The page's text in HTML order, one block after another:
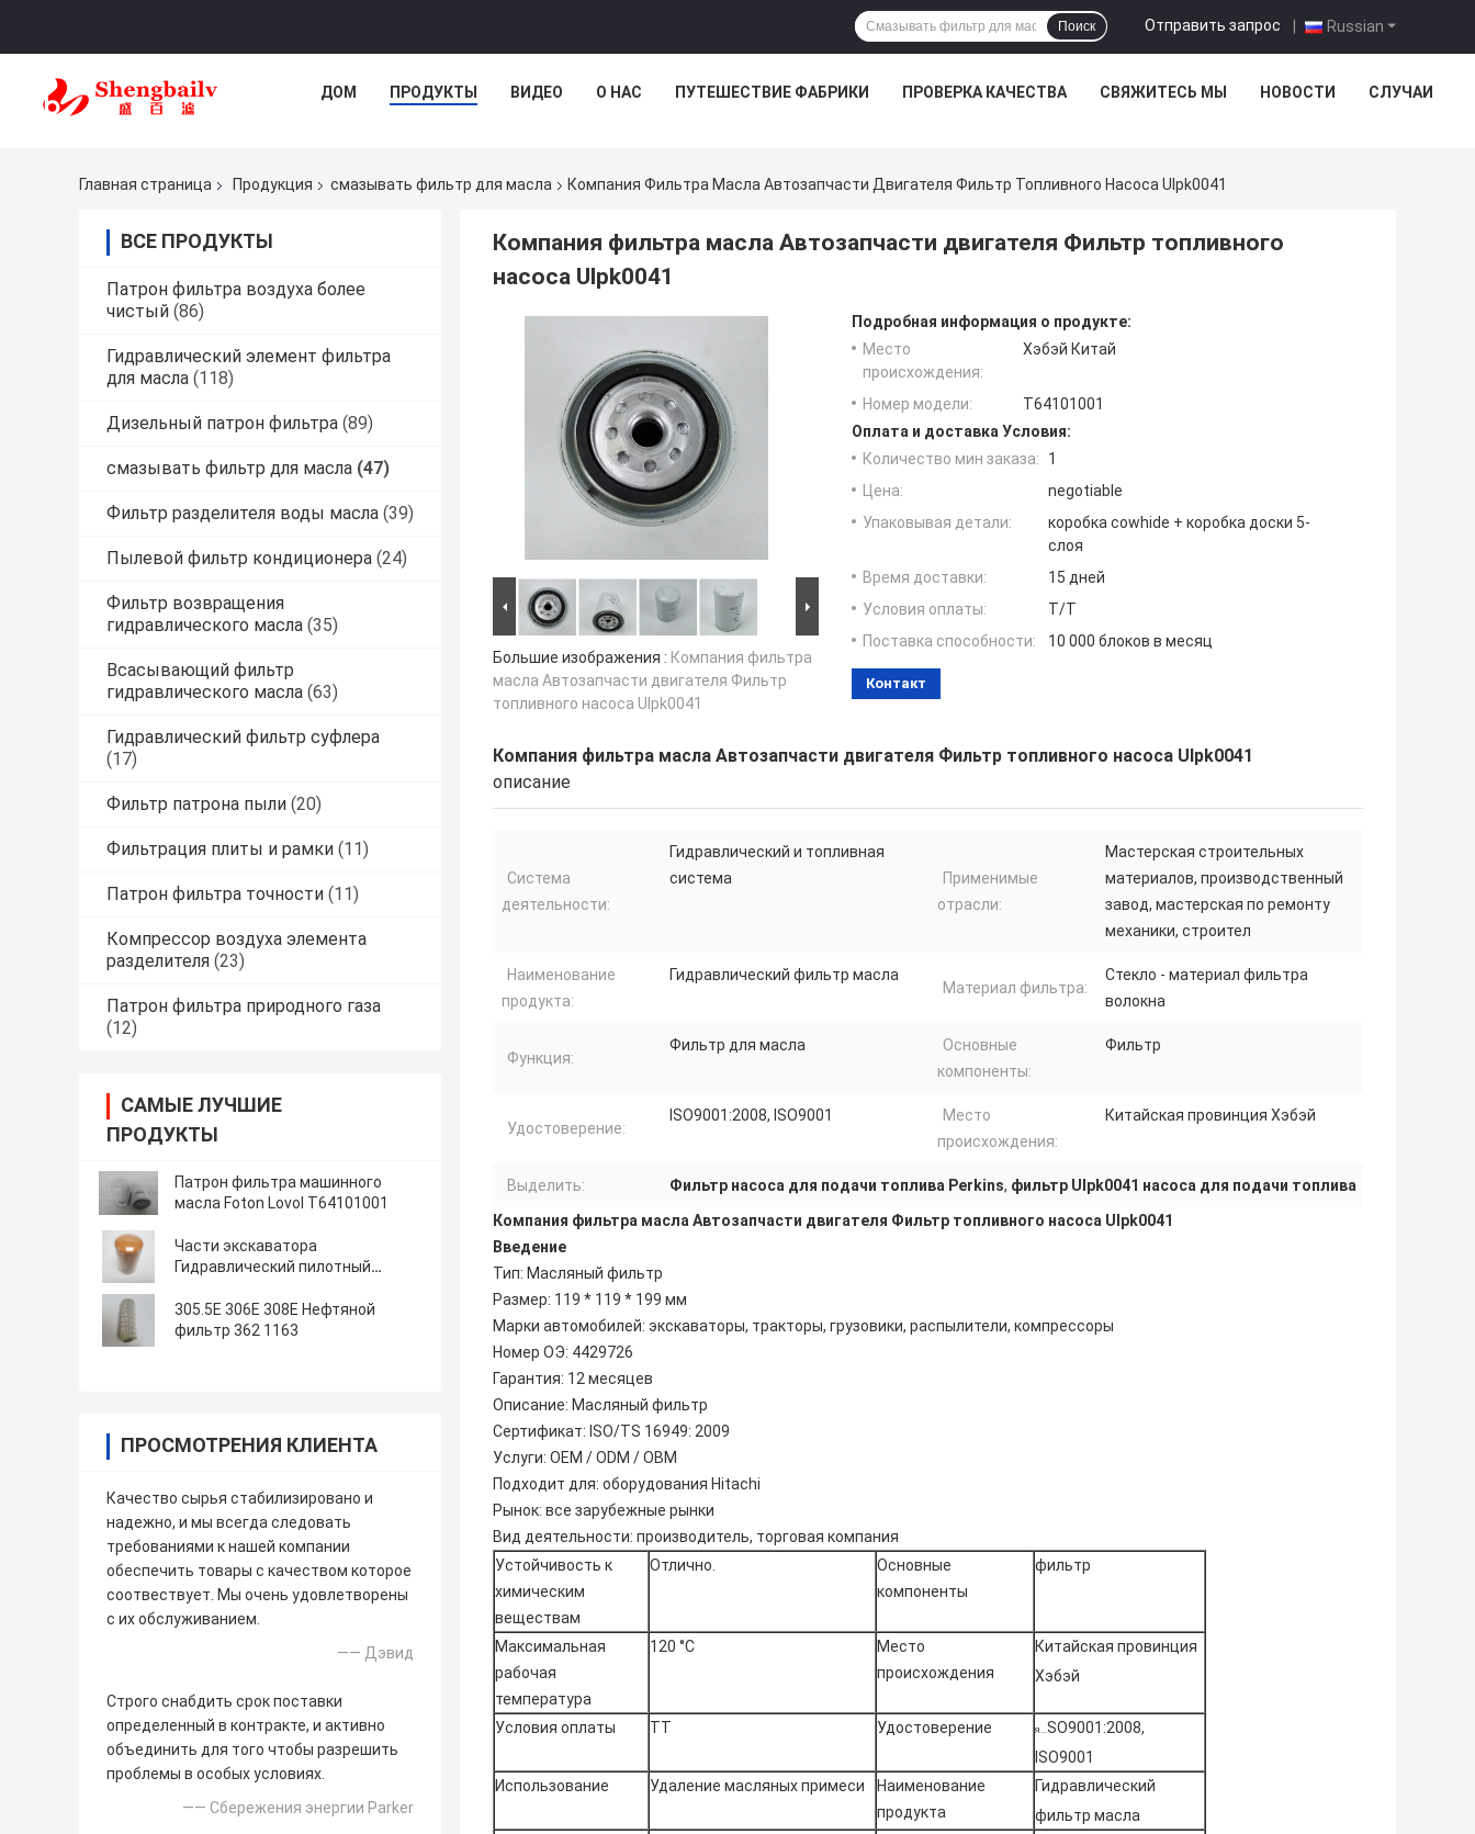
Russian
Отправить запрос |
Поиск
ДОМ ПРОДУКТЫ ВИДЕО О НАС ПУТЕШЕСТВИЕ ФАБРИКИ ПРОВЕРКА КАЧЕСТВА СВЯЖИТЕСЬ МЫ НОВОСТИ СЛУЧАИ
Главная страница Продукция смазывать фильтр для масла Компания Фильтра Масла Автозапчасти Двигателя Фильтр Топливного Насоса Ulpk0041
ВСЕ ПРОДУКТЫ
Патрон фильтра воздуха более
чистый (86)
Гидравлический элемент фильтра
для масла (118)
Дизельный патрон фильтра (89)
смазывать фильтр для масла (47)
Фильтр разделителя воды масла (39)
Пылевой фильтр кондиционера (24)
Фильтр возвращения
гидравлического масла (35)
Всасывающий фильтр
гидравлического масла (63)
Гидравлический фильтр суфлера
(17)
Фильтр патрона пыли (20)
Фильтрация плиты и рамки (11)
Патрон фильтра точности (11)
Компрессор воздуха элемента
разделителя (23)
Патрон фильтра природного газа
(12)
САМЫЕ ЛУЧШИЕ
ПРОДУКТЫ
Патрон фильтра машинного
масла Foton Lovol T64101001
Части экскаватора
Гидравлический пилотный
305.5E 306E 308E Нефтяной
фильтр 362 1163
ПРОСМОТРЕНИЯ КЛИЕНТА
Качество сырья стабилизировано и
надежно, и мы всегда следовать
требованиями к нашей компании
обеспечить товары с качеством которое
соотвествует. Мы очень удовлетворены
с их обслуживанием.
—— Дэвид
Строго снабдить срок поставки
определенный в контракте, и активно
объединить для того чтобы разрешить
проблемы в особых условиях.
—— Сбережения энергии Parker
Компания фильтра масла Автозапчасти двигателя Фильтр топливного
насоса Ulpk0041
Большие изображения : Компания фильтра
масла Автозапчасти двигателя Фильтр
топливного насоса Ulpk0041
Подробная информация о продукте:
Место
происхождения:
Хэбэй Китай
Номер модели:
T64101001
Оплата и доставка Условия:
Количество мин заказа:
1
Цена:
negotiable
Упаковывая детали:
коробка cowhide + коробка доски 5-
слоя
Время доставки:
15 дней
Условия оплаты:
T/T
Поставка способности:
10 000 блоков в месяц
Контакт
Компания фильтра масла Автозапчасти двигателя Фильтр топливного насоса Ulpk0041
описание
Система
деятельности:
Гидравлический и топливная
система
Применимые
отрасли:
Мастерская строительных
материалов, производственный
завод, мастерская по ремонту
механики, строител
Наименование
продукта:
Гидравлический фильтр масла
Материал фильтра:
Стекло - материал фильтра
волокна
Функция:
Фильтр для масла
Основные
компоненты:
Фильтр
Удостоверение:
ISO9001:2008, ISO9001
Место
происхождения:
Китайская провинция Хэбэй
Выделить: Фильтр насоса для подачи топлива Perkins, фильтр Ulpk0041 насоса для подачи топлива
Компания фильтра масла Автозапчасти двигателя Фильтр топливного насоса Ulpk0041
Введение
Тип: Масляный фильтр
Размер: 119 * 119 * 199 мм
Марки автомобилей: экскаваторы, тракторы, грузовики, распылители, компрессоры
Номер ОЭ: 4429726
Гарантия: 12 месяцев
Описание: Масляный фильтр
Сертификат: ISO/TS 16949: 2009
Услуги: OEM / ODM / OBM
Подходит для: оборудования Hitachi
Рынок: все зарубежные рынки
Вид деятельности: производитель, торговая компания
Устойчивость к
химическим
веществам
Отлично.
Основные
компоненты
фильтр
Максимальная
рабочая
температура
120 °C
Место
происхождения
Китайская провинция
Хэбэй
Условия оплаты ТТ Удостоверение Я...SO9001:2008,
ISO9001
Использование
Удаление масляных примеси
Наименование
продукта
Гидравлический
фильтр масла